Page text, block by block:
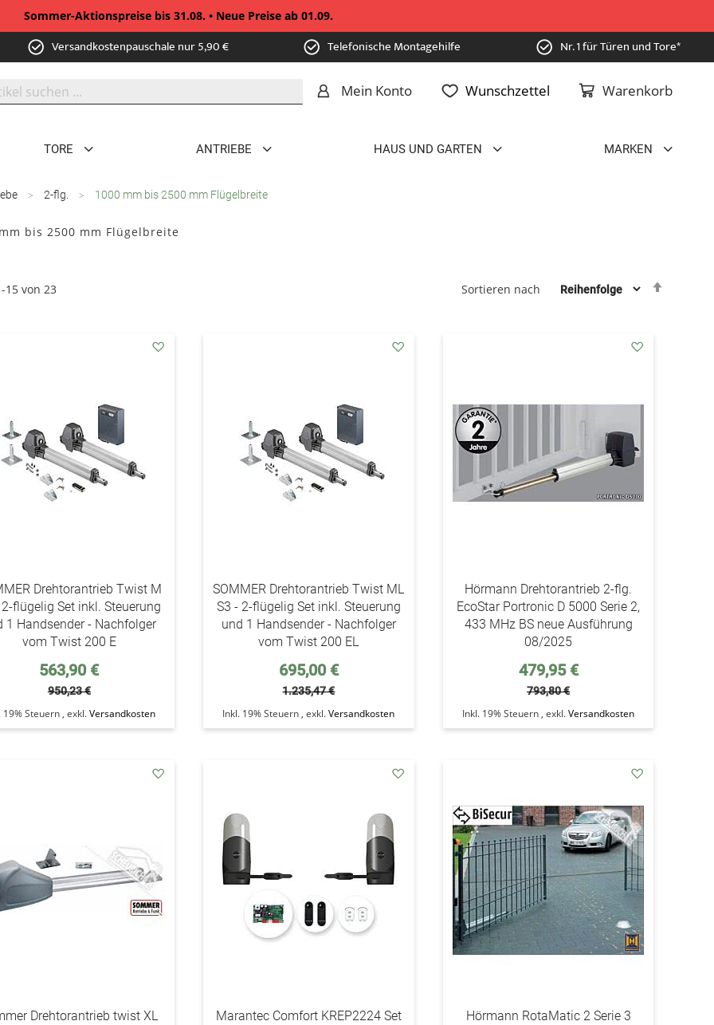
Sommer-Aktionspreise bis 31.08. • Neue Preise ab 01.09.
Versandkostenpauschale nur 5,90 € Telefonische Montagehilfe Nr. 1 für Türen und Tore*
Warenkorb
Mein Konto Wunschzettel
TORE ANTRIEBE HAUS UND GARTEN MARKEN
2-flg. 1000 mm bis 2500 mm Flügelbreite
bis 2500 mm Flügelbreite
-15von 23 Sortieren nach
Drehtorantrieb Twist M
2-flügelig Set inkl. Steuerung
1 Handsender - Nachfolger
vom Twist 200 E
Sonderpreis
563,90 €
950,23 €
19% Steuern , exkl.Versandkosten
SOMMER Drehtorantrieb Twist ML
S3 - 2-flügelig Set inkl. Steuerung
und 1 Handsender - Nachfolger
vom Twist 200 EL
Sonderpreis
695,00 €
1.235,47 €
Inkl. 19% Steuern ,exkl.Versandkosten
Hörmann Drehtorantrieb 2-flg.
EcoStar Portronic D 5000 Serie 2,
433 MHz BS neue Ausführung
08/2025
Sonderpreis
479,95 €
793,80 €
Inkl. 19% Steuern ,exkl.Versandkosten
Wunschzettel
Drehtorantrieb twist XL
Wunschzettel
Marantec Comfort KREP2224 Set
den
Wunschzettel
Hörmann RotaMatic 2 Serie 3